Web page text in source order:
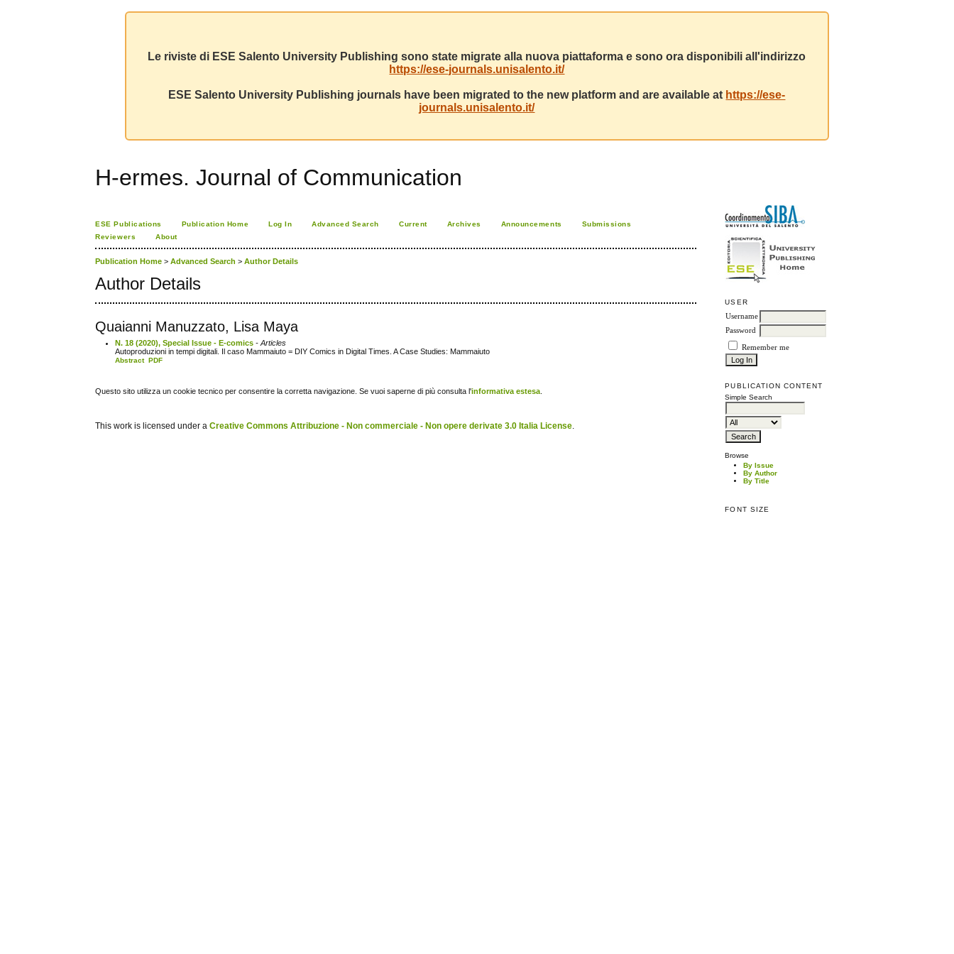
Le riviste di ESE Salento University Publishing sono state migrate alla nuova piattaforma e sono ora disponibili all'indirizzo
https://ese-journals.unisalento.it/
ESE Salento University Publishing journals have been migrated to the new platform and are available at https://ese-
journals.unisalento.it/
H-ermes. Journal of Communication
USER
Username
Password
Remember me
PUBLICATION CONTENT
Simple Search
Browse
By Issue
By Author
By Title
FONT SIZE
ESE Publications Publication Home Log In Advanced Search Current Archives Announcements
Submissions
Reviewers
About
Publication Home >Advanced Search >Author Details
Author Details
Quaianni Manuzzato, Lisa Maya
N. 18 (2020), Special Issue - E-comics - Articles
Autoproduzioni in tempi digitali. Il caso Mammaiuto = DIY Comics in Digital Times. A Case Studies: Mammaiuto
Abstract PDF
Questo sito utilizza un cookie tecnico per consentire la corretta navigazione. Se vuoi saperne di più consulta l'informativa estesa
This work is licensed under aCreative Commons Attribuzione - Non commerciale - Non opere derivate 3.0 Italia License.